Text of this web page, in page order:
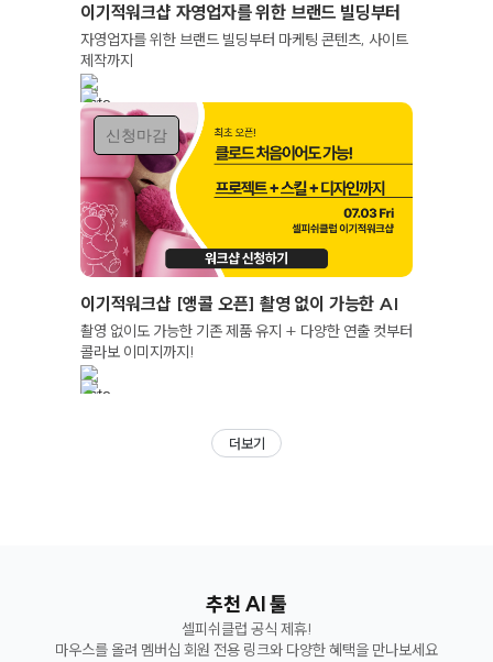
이기적워크샵 자영업자를 위한 브랜드 빌딩부터
마케팅 콘텐츠, 사이트 제작까지
자영업자를 위한 브랜드 빌딩부터 마케팅 콘텐츠, 사이트
제작까지
이기적워크샵 [앵콜 오픈] 촬영 없이 가능한 AI
제품 이미지의 모든 것!
촬영 없이도 가능한 기존 제품 유지 + 다양한 연출 컷부터
콜라보 이미지까지!
신청마감
더보기
추천 AI 툴
셀피쉬클럽 공식 제휴!
마우스를 올려 멤버십 회원 전용 링크와 다양한 혜택을 만나보세요